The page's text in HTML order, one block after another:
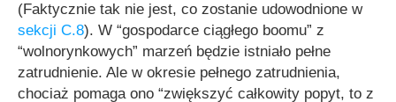
(Faktycznie tak nie jest, co zostanie udowodnione w
sekcji C.8). W “gospodarce ciągłego boomu” z
“wolnorynkowych” marzeń będzie istniało pełne
zatrudnienie. Ale w okresie pełnego zatrudnienia,
chociaż pomaga ono “zwiększyć całkowity popyt, to z